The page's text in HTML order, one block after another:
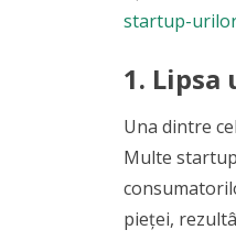
startup-
1. Lipsa
Una dintre
Multe
pieței,